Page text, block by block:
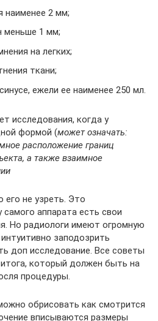
наименее 2 мм;
меньше 1 мм;
на легких;
ткани;
ежели ее наименее 250 мл.
исследования, когда у
формой (может означать:
расположение границ
а также взаимное
его не узреть. Это
аппарата есть свои
Но радиологи имеют огромную
заподозрить
доп исследование. Все советы
который должен быть на
процедуры.
обрисовать как смотрится
вписываются размеры